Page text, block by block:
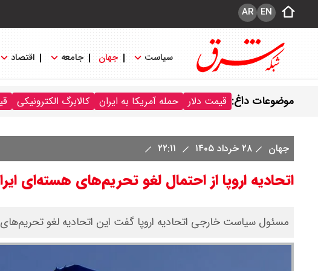
EN
AR
سیاست جهان جامعه اقتصاد
موضوعات داغ: قیمت دلار حمله آمریکا به ایران کالابرگ الکترونیکی
جهان ۲۸ خرداد ۱۴۰۵
اتحادیه اروپا از احتمال لغو تحریم‌های هسته‌ای
مسئول سیاست خارجی اتحادیه اروپا گفت این اتحادیه لغو تحریم‌های